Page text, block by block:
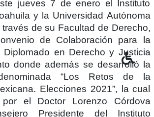
jueves 7 de enero el Instituto
y la Universidad Autónoma
de su Facultad de Derecho,
de Colaboración para la
Diplomado en Derecho y Justicia
donde además se desarrolló la
“Los Retos de la
Elecciones 2021”, la cual
el Doctor Lorenzo Córdova
Presidente del Instituto